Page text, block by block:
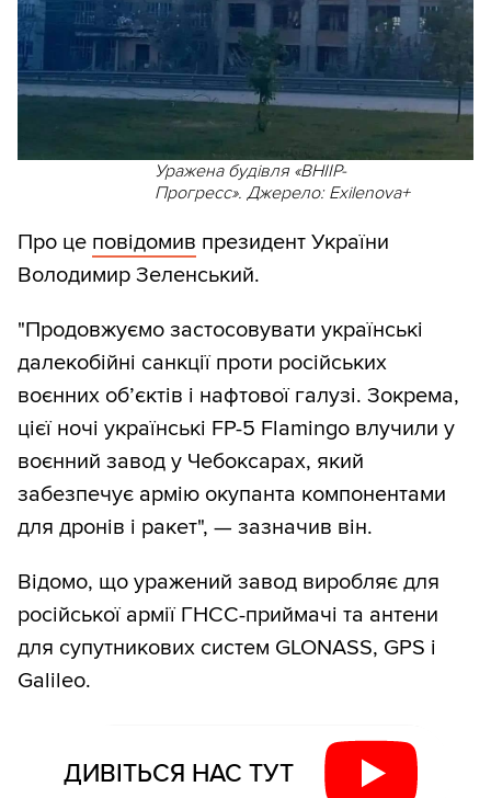
Уражена будівля «ВНІІР-
Прогресс». Джерело: Exilenova+
Про це повідомив президент України
Володимир Зеленський.
"Продовжуємо застосовувати українські
далекобійні санкції проти російських
воєнних об’єктів і нафтової галузі. Зокрема,
цієї ночі українські FP-5 Flamingo влучили у
воєнний завод у Чебоксарах, який
забезпечує армію окупанта компонентами
для дронів і ракет", — зазначив він.
Відомо, що уражений завод виробляє для
російської армії ГНСС-приймачі та антени
для супутникових систем GLONASS, GPS і
Galileo.
ДИВІТЬСЯ НАС ТУТ